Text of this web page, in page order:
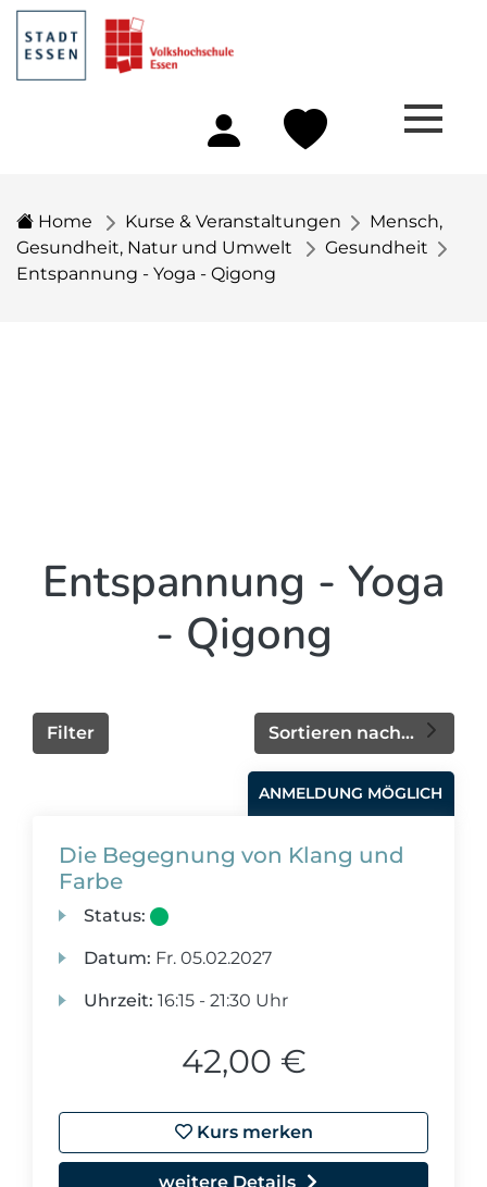
Home Kurse & Veranstaltungen
Mensch,
Gesundheit, Natur und Umwelt
Gesundheit
Entspannung - Yoga - Qigong
Entspannung - Yoga
- Qigong
Sortieren nach...
Filter
ANMELDUNG MÖGLICH
Die Begegnung von Klang und
Farbe
Status:
Datum: Fr. 05.02.2027
Uhrzeit: 16:15 - 21:30 Uhr
42,00 €
Kurs merken
weitere Details